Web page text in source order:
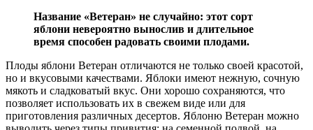
Название «Ветеран» не случайно: этот сорт
яблони невероятно вынослив и длительное
время способен радовать своими плодами.
Плоды яблони Ветеран отличаются не только своей красотой,
но и вкусовыми качествами. Яблоки имеют нежную, сочную
мякоть и сладковатый вкус. Они хорошо сохраняются, что
позволяет использовать их в свежем виде или для
приготовления различных десертов. Яблоню Ветеран можно